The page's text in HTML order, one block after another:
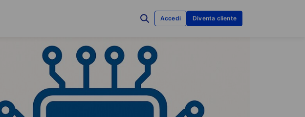
Accedi Diventa cliente